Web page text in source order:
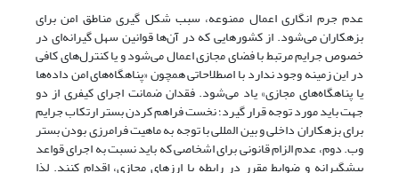
عدم جرم انگاری اعمال ممنوعه، سبب شکل گیری مناطق امن برای
بزهکاران‌ می‌شود. از کشورهایی که در آن‌ها قوانین سهل گیرانه‌‌ای در
خصوص جرایم مرتبط با فضای مجازی اعمال‌ می‌شود و یا کنترل‌های کافی
در این زمینه وجود ندارد با اصطلاحاتی همچون «پناهگاه‌های امن داده‌ها
یا پناهگاه‌های مجازی» یاد‌ می‌شود. فقدان ضمانت اجرای کیفری از دو
جهت باید مورد توجه قرار گیرد؛ نخست فراهم کردن بستر ارتکاب جرایم
برای بزهکاران داخلی و بین المللی با توجه به ماهیت فرامرزی بودن بستر
وب. دوم، عدم الزام قانونی برای اشخاصی که باید نسبت به اجرای قواعد
پیشگیرانه و ضوابط مقرر در رابطه با ارزهای مجازی، اقدام کنند. لذا